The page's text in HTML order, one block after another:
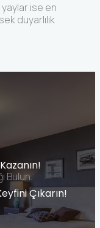
ise en
duyarlılık
Bulun.
Çıkarın!